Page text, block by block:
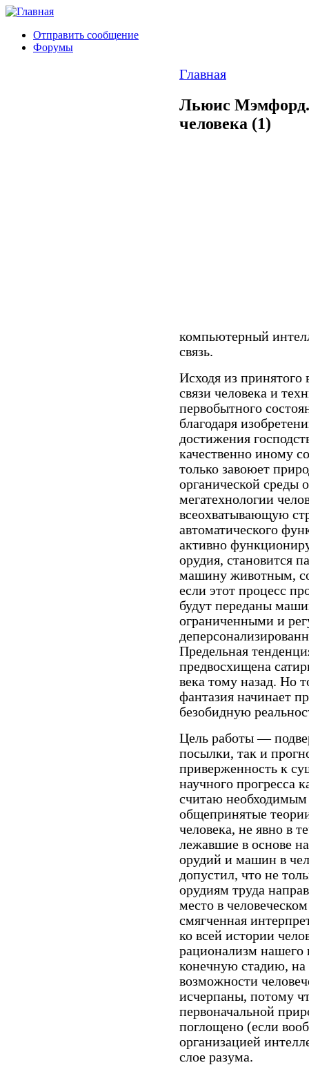
Отправить сообщение
Форумы
Главная
Льюис Мэмфорд.
человека (1)
компьютерный
связь.
Исходя из принятого
связи человека и
первобытного
благодаря
достижения
качественно иному
только завоюет
органической
мегатехнологии
всеохватывающую
автоматического
активно
орудия, становится
машину животным,
если этот процесс
будут переданы
ограниченными и
Предельная
предвосхищена
века тому назад. Но
фантазия начинает
безобидную
Цель работы —
посылки, так и
приверженность к
научного прогресса
считаю необходимым
общепринятые
человека, не явно в
лежавшие в основе
орудий и машин в
допустил, что не
орудиям труда
место в
смягченная
ко всей истории
рационализм нашего
конечную стадию, на
возможности
исчерпаны, потому
первоначальной
поглощено (если
организацией
слое разума.